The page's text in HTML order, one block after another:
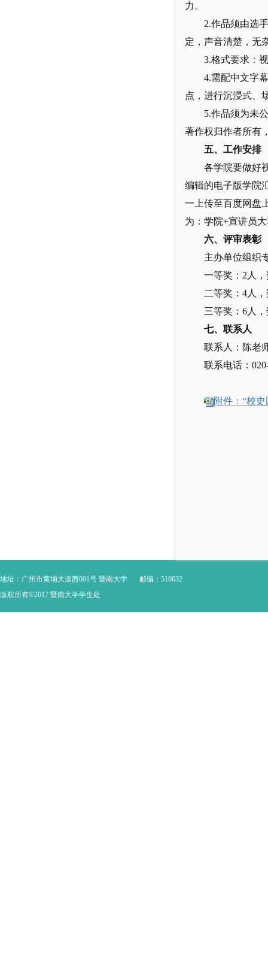
力。
2.作品须由选
定，声音清楚，无
3.格式要求：
4.需配中文字
点，进行沉浸式、
5.作品须为未
著作权归作者所有
五、工作安排
各学院要做好
编辑的电子版学院
一上传至百度网盘
为：学院+宣讲员
六、评审表彰
主办单位组织
一等奖：2人
二等奖：4人
三等奖：6人
七、联系人
联系人：陈老
联系电话：
附件：“校
地址：广州市黄埔大道西601号 暨南大学
邮编：510632
版权所有©2017 暨南大学学生处